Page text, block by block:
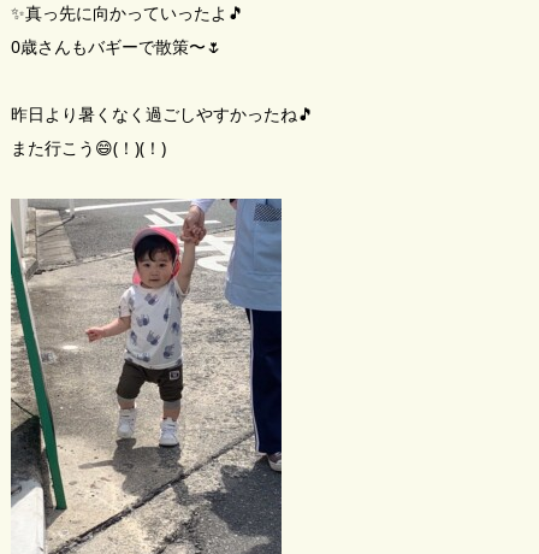
✨真っ先に向かっていったよ🎵
0歳さんもバギーで散策〜🌷
昨日より暑くなく過ごしやすかったね🎵
また行こう😄(！)(！)